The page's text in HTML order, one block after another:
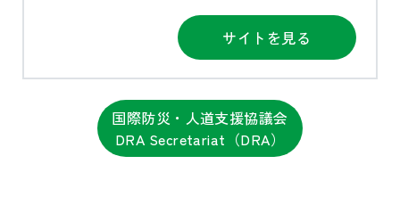
サイトを見る
国際防災・人道支援協議会
DRA Secretariat（DRA）